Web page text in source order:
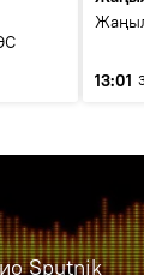
13:01
Sputnik